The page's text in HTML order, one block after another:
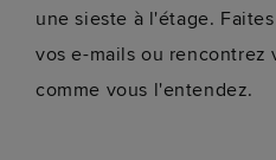
une sieste à l'étage.
vos e-mails ou rencontrez
comme vous l'entendez.